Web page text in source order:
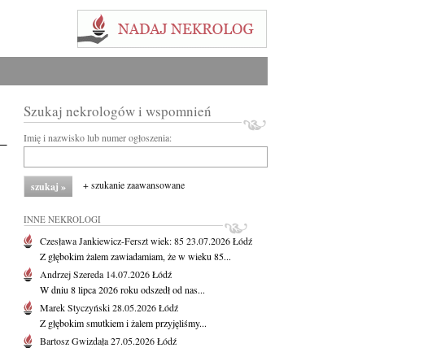
Szukaj nekrologów i wspomnień
Imię i nazwisko lub numer ogłoszenia:
+ szukanie zaawansowane
INNE NEKROLOGI
Czesława Jankiewicz-Fersztwiek: 8523.07.2026Łódź
Z głębokim żalem zawiadamiam, że w wieku 85...
Andrzej Szereda 14.07.2026Łódź
W dniu 8 lipca 2026 roku odszedł od nas...
Marek Styczyński28.05.2026Łódź
Z głębokim smutkiem i żalem przyjęliśmy...
Bartosz Gwizdała27.05.2026Łódź